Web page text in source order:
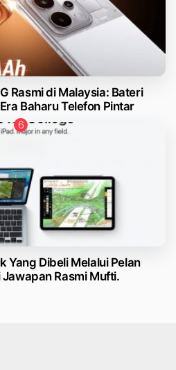
Rasmi di Malaysia: Bateri
Baharu Telefon Pintar
Yang Dibeli Melalui Pelan
Rasmi Mufti.